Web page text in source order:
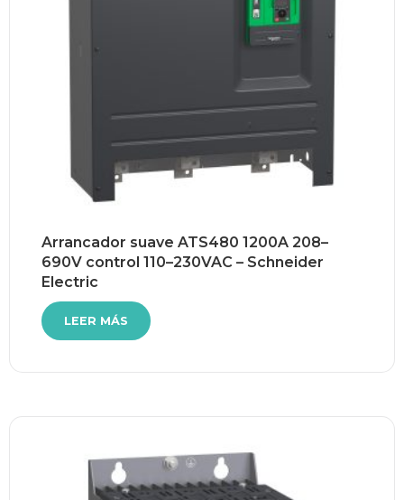
Arrancador suave ATS480 1200A 208–
690V control 110–230VAC – Schneider
Electric
LEER MÁS